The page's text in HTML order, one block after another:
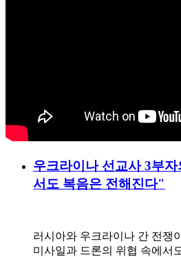
우크라이나 선교사 3부
서도 복음은 전해진다"
러시아와 우크라이나 간 전쟁
미사일과 드론의 위협 속에서